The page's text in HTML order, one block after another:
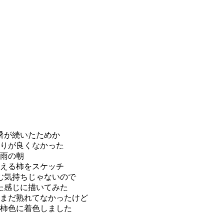
が続いたためか
が良くなかった
雨の朝
る柿をスケッチ
気持ちじゃないので
感じに描いてみた
だ熟れてなかったけど
色に着色しました